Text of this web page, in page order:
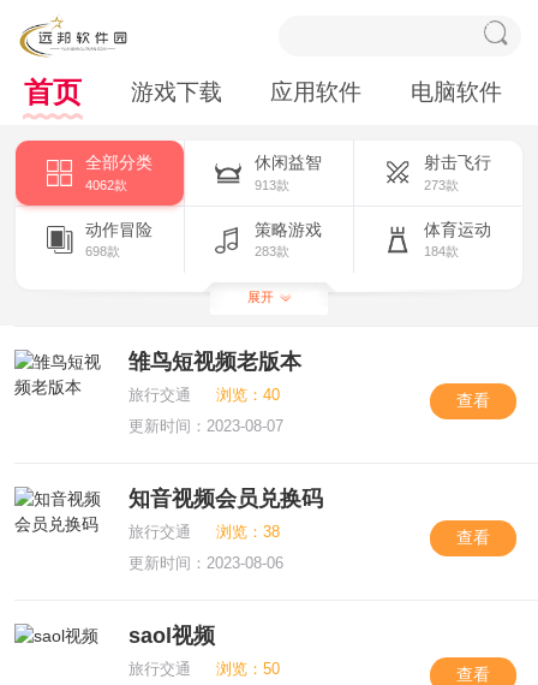
首页 游戏下载 应用软件 电脑软件
全部分类
4062款
休闲益智
913款
射击飞行
273款
动作冒险
698款
策略游戏
283款
体育运动
184款
模拟养成
其他游戏 卡牌棋牌
展开
雏鸟短视频老版本
旅行交通
浏览：40
更新时间：2023-08-07
查看
知音视频会员兑换码
旅行交通
浏览：38
更新时间：2023-08-06
查看
saol视频
旅行交通
浏览：50
查看